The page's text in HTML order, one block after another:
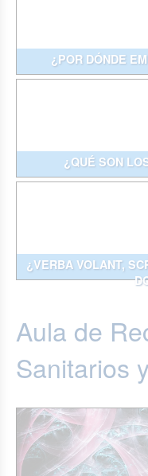
¿POR DÓNDE
¿QUÉ SON
¿VERBA VOLANT,
Aula de
Sanitarios